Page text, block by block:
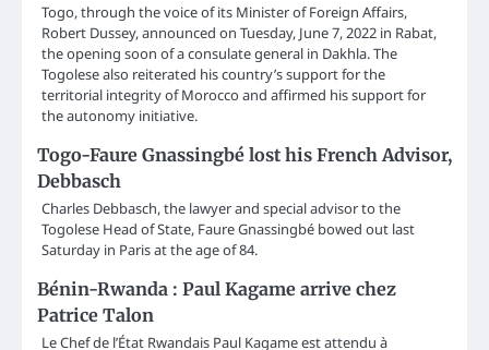
Togo, through the voice of its Minister of Foreign Affairs,
Robert Dussey, announced on Tuesday, June 7, 2022 in Rabat,
the opening soon of a consulate general in Dakhla. The
Togolese also reiterated his country’s support for the
territorial integrity of Morocco and affirmed his support for
the autonomy initiative.
Togo-Faure Gnassingbé lost his French Advisor,
Debbasch
Charles Debbasch, the lawyer and special advisor to the
Togolese Head of State, Faure Gnassingbé bowed out last
Saturday in Paris at the age of 84.
Bénin-Rwanda : Paul Kagame arrive chez
Patrice Talon
Le Chef de l’État Rwandais Paul Kagame est attendu à